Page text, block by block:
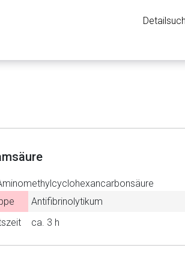
Antifibrinolytikum
ca. 3 h